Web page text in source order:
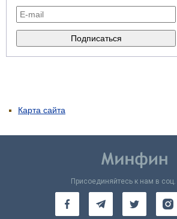
Карта сайта
Присоединяйтесь к нам в соц.